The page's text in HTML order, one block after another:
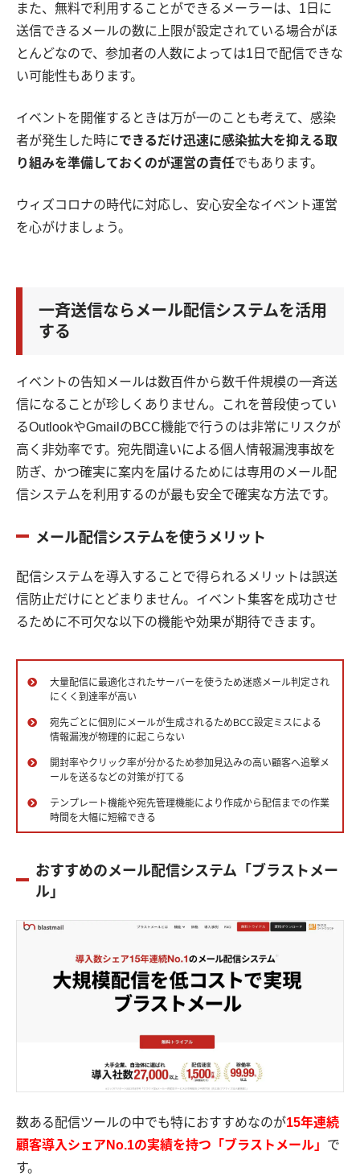
また、無料で利用することができるメーラーは、1日に
送信できるメールの数に上限が設定されている場合がほ
とんどなので、参加者の人数によっては1日で配信できな
い可能性もあります。
イベントを開催するときは万が一のことも考えて、感染
者が発生した時にできるだけ迅速に感染拡大を抑える取
り組みを準備しておくのが運営の責任でもあります。
ウィズコロナの時代に対応し、安心安全なイベント運営
を心がけましょう。
一斉送信ならメール配信システムを活用
する
イベントの告知メールは数百件から数千件規模の一斉送
信になることが珍しくありません。これを普段使ってい
るOutlookやGmailのBCC機能で行うのは非常にリスクが
高く非効率です。宛先間違いによる個人情報漏洩事故を
防ぎ、かつ確実に案内を届けるためには専用のメール配
信システムを利用するのが最も安全で確実な方法です。
メール配信システムを使うメリット
配信システムを導入することで得られるメリットは誤送
信防止だけにとどまりません。イベント集客を成功させ
るために不可欠な以下の機能や効果が期待できます。
大量配信に最適化されたサーバーを使うため迷惑メール判定され
にくく到達率が高い
宛先ごとに個別にメールが生成されるためBCC設定ミスによる
情報漏洩が物理的に起こらない
開封率やクリック率が分かるため参加見込みの高い顧客へ追撃メ
ールを送るなどの対策が打てる
テンプレート機能や宛先管理機能により作成から配信までの作業
時間を大幅に短縮できる
おすすめのメール配信システム「ブラストメー
ル」
数ある配信ツールの中でも特におすすめなのが15年連続
顧客導入シェアNo.1の実績を持つ「ブラストメール」 で
す。